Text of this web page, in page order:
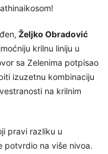
Željko Obradović
krilnu liniju u
sa Zelenima potpisao
izuzetnu kombinaciju
na krilnim
pravi razliku u
potvrdio na više nivoa.